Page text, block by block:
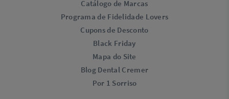
Catálogo de Marcas
Programa de Fidelidade Lovers​
Cupons de Desconto
Black Friday
Mapa do Site
Blog Dental Cremer
Por 1 Sorriso